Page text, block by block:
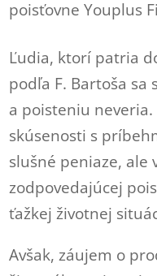
poisťovne Youplus
Ľudia, ktorí patria
podľa F. Bartoša
a poisteniu
skúsenosti s
slušné peniaze, ale
zodpovedajúcej
ťažkej životnej
Avšak, záujem o